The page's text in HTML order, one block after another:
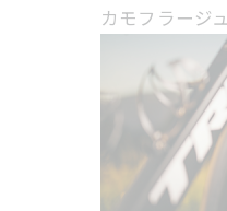
カモフラージ